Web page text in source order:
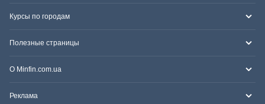
Курсы по городам
Полезные страницы
О Minfin.com.ua
Реклама